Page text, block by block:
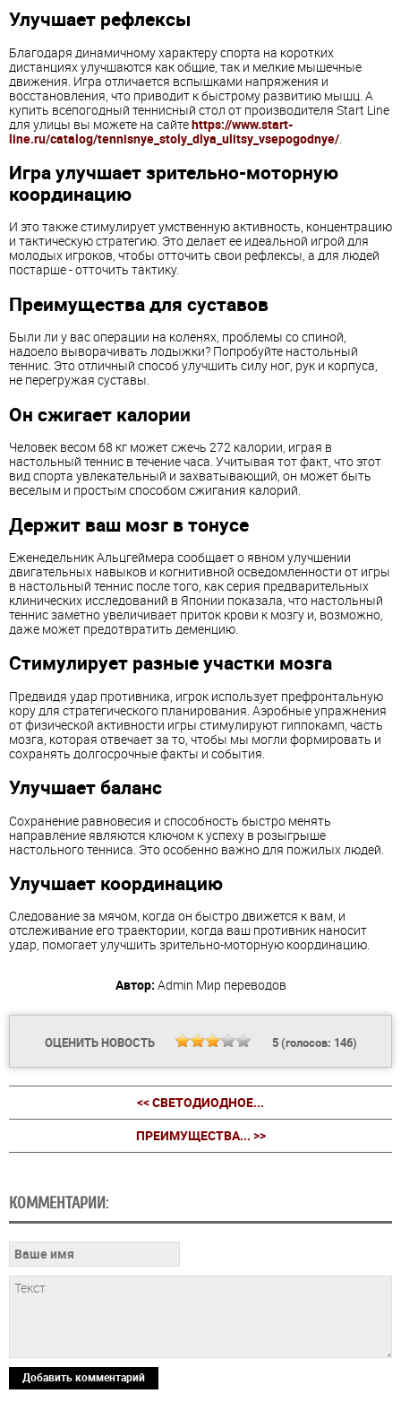
Улучшает рефлексы
Благодаря динамичному характеру спорта на коротких
дистанциях улучшаются как общие, так и мелкие мышечные
движения. Игра отличается вспышками напряжения и
восстановления, что приводит к быстрому развитию мышц. А
купить всепогодный теннисный стол от производителя Start Line
для улицы вы можете на сайтеhttps://www.start-
line.ru/catalog/tennisnye_stoly_dlya_ulitsy_vsepogodnye/
Игра улучшает зрительно-моторную
координацию
И это также стимулирует умственную активность, концентрацию
и тактическую стратегию. Это делает ее идеальной игрой для
молодых игроков, чтобы отточить свои рефлексы, а для людей
постарше - отточить тактику.
Преимущества для суставов
Были ли у вас операции на коленях, проблемы со спиной,
надоело выворачивать лодыжки? Попробуйте настольный
теннис. Это отличный способ улучшить силу ног, рук и корпуса,
не перегружая суставы.
Он сжигает калории
Человек весом 68 кг может сжечь 272 калории, играя в
настольный теннис в течение часа. Учитывая тот факт, что этот
вид спорта увлекательный и захватывающий, он может быть
веселым и простым способом сжигания калорий.
Держит ваш мозг в тонусе
Еженедельник Альцгеймера сообщает о явном улучшении
двигательных навыков и когнитивной осведомленности от игры
в настольный теннис после того, как серия предварительных
клинических исследований в Японии показала, что настольный
теннис заметно увеличивает приток крови к мозгу и, возможно,
даже может предотвратить деменцию.
Стимулирует разные участки мозга
Предвидя удар противника, игрок использует префронтальную
кору для стратегического планирования. Аэробные упражнения
от физической активности игры стимулируют гиппокамп, часть
мозга, которая отвечает за то, чтобы мы могли формировать и
сохранять долгосрочные факты и события.
Улучшает баланс
Сохранение равновесия и способность быстро менять
направление являются ключом к успеху в розыгрыше
настольного тенниса. Это особенно важно для пожилых людей.
Улучшает координацию
Следование за мячом, когда он быстро движется к вам, и
отслеживание его траектории, когда ваш противник наносит
удар, помогает улучшить зрительно-моторную координацию.
Автор: Admin Мир переводов
ОЦЕНИТЬ НОВОСТЬ 5(голосов: 146)
<< СВЕТОДИОДНОЕ...
ПРЕИМУЩЕСТВА... >>
КОММЕНТАРИИ:
Добавить комментарий